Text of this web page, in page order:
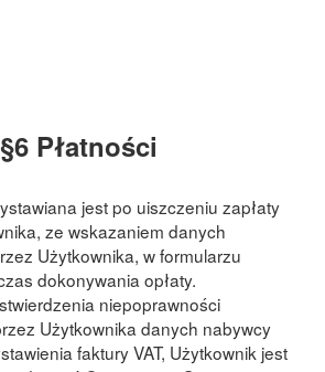
§6 Płatności
jest po uiszczeniu zapłaty
ze wskazaniem danych
Użytkownika, w formularzu
dokonywania opłaty.
niepoprawności
Użytkownika danych nabywcy
faktury VAT, Użytkownik jest